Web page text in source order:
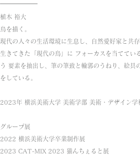
植木 裕大
鳥を描く。
現代の人々の生活環境に生息し、自然愛好家と共
生きてきた「現代の鳥」に フォーカスを当てて
う 要素を抽出し、筆の筆致と輪郭のうねり、絵
をしている。
2023年 横浜美術大学 美術学部 美術・デザイン学
グループ展
2022 横浜美術大学卒業制作展
2023 CAT-MIX 2023 猫んちぇると展